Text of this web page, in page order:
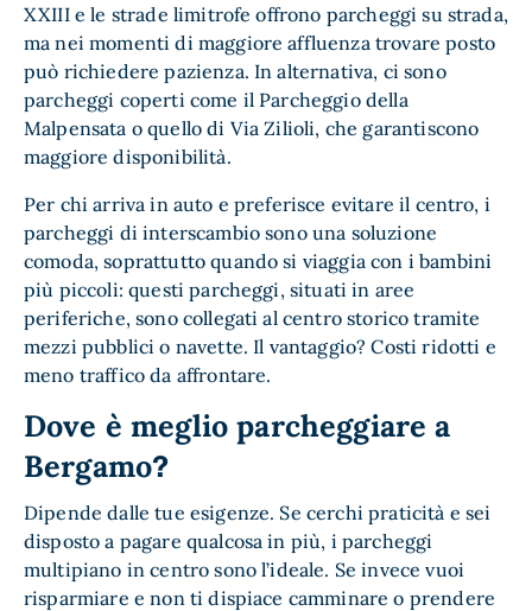
XXIII e le strade limitrofe offrono parcheggi su strada,
ma nei momenti di maggiore affluenza trovare posto
può richiedere pazienza. In alternativa, ci sono
parcheggi coperti come il Parcheggio della
Malpensata o quello di Via Zilioli, che garantiscono
maggiore disponibilità.
Per chi arriva in auto e preferisce evitare il centro, i
parcheggi di interscambio sono una soluzione
comoda, soprattutto quando si viaggia con i bambini
più piccoli: questi parcheggi, situati in aree
periferiche, sono collegati al centro storico tramite
mezzi pubblici o navette. Il vantaggio? Costi ridotti e
meno traffico da affrontare.
Dove è meglio parcheggiare a
Bergamo?
Dipende dalle tue esigenze. Se cerchi praticità e sei
disposto a pagare qualcosa in più, i parcheggi
multipiano in centro sono l’ideale. Se invece vuoi
risparmiare e non ti dispiace camminare o prendere